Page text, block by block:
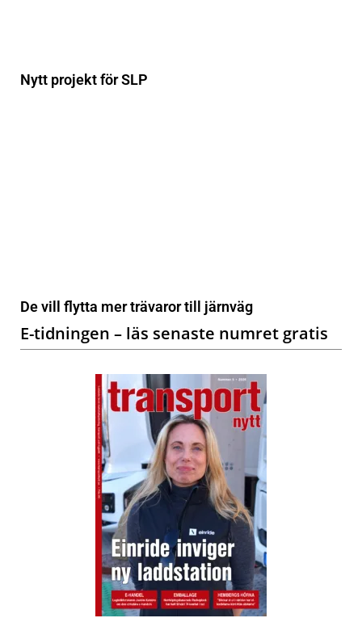
Nytt projekt för SLP
De vill flytta mer trävaror till järnväg
E-tidningen – läs senaste numret gratis